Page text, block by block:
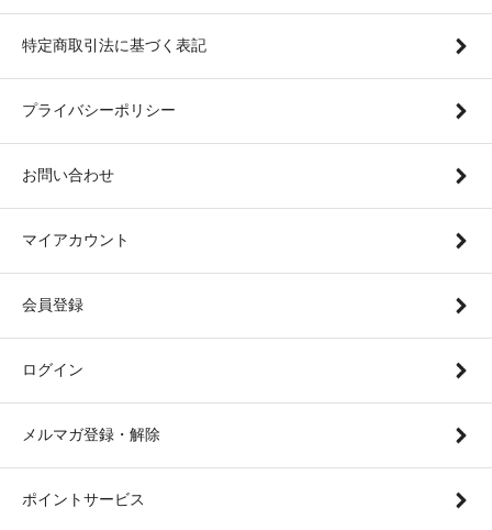
特定商取引法に基づく表記
プライバシーポリシー
お問い合わせ
マイアカウント
会員登録
ログイン
メルマガ登録・解除
ポイントサービス